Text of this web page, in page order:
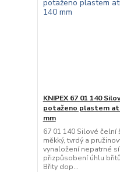
KNIPEX 67 01 140
potaženo plastem
mm
67 01 140 Silové čelní
měkký, tvrdý a
vynaložení nepatrné
přizpůsobení úhlu
Břity dop...